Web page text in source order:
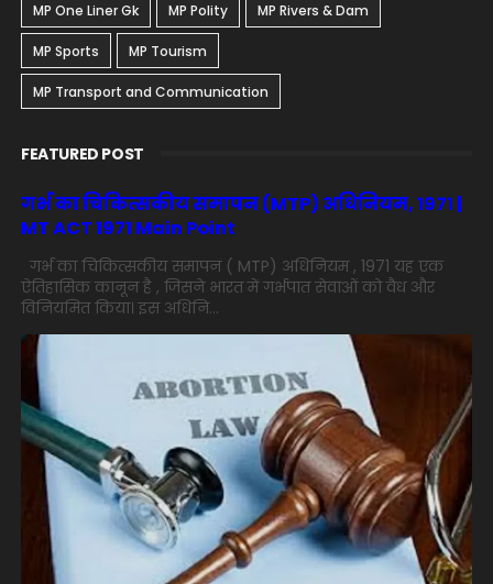
MP One Liner Gk MP Polity MP Rivers & Dam
MP Sports MP Tourism
MP Transport and Communication
FEATURED POST
गर्भ का चिकित्सकीय समापन (MTP) अधिनियम, 1971 |
MT ACT 1971 Main Point
गर्भ का चिकित्सकीय समापन ( MTP) अधिनियम , 1971 यह एक
ऐतिहासिक कानून है , जिसने भारत में गर्भपात सेवाओं को वैध और
विनियमित किया। इस अधिनि...